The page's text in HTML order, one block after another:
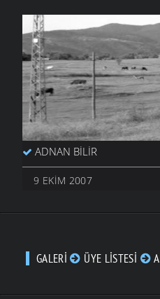
ADNAN BILIR
9 EKIM 2007
GALERI ÜYE LISTESI A